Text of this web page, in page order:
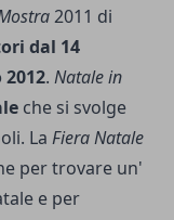
2011 di
dal 14
. Natale in
che si svolge
La Fiera Natale
per trovare un'
e per